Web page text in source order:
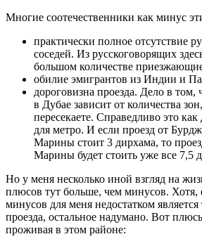
Многие соотечественники как минус
практически полное отсутствие
соседей. Из русскоговорящих
большом количестве
обилие эмигрантов из Индии и
дороговизна проезда. Дело в том,
в Дубае зависит от количества
пересекаете. Справедливо это как
для метро. И если проезд от
Марины стоит 3 дирхама, то
Марины будет стоить уже все 7,5
Но у меня несколько иной взгляд на
плюсов тут больше, чем минусов. Хотя,
минусов для меня недостатком является
проезда, остальное надумано. Вот
проживая в этом районе: